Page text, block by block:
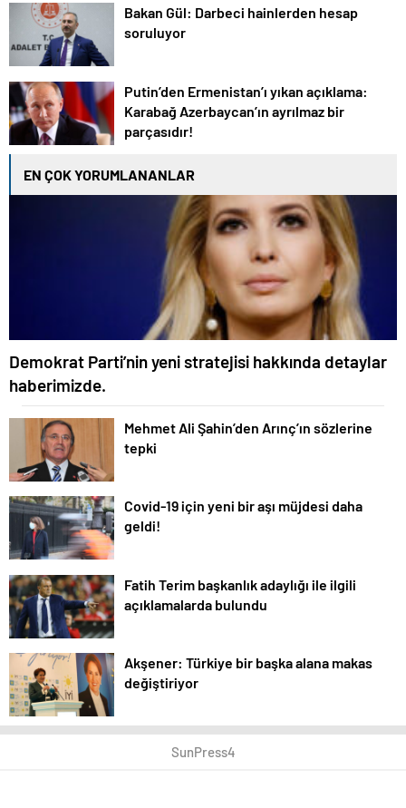
Bakan Gül: Darbeci hainlerden hesap
soruluyor
Putin’den Ermenistan’ı yıkan açıklama:
Karabağ Azerbaycan’ın ayrılmaz bir
parçasıdır!
EN ÇOK YORUMLANANLAR
Demokrat Parti’nin yeni stratejisi hakkında detaylar
haberimizde.
Mehmet Ali Şahin’den Arınç’ın sözlerine
tepki
Covid-19 için yeni bir aşı müjdesi daha
geldi!
Fatih Terim başkanlık adaylığı ile ilgili
açıklamalarda bulundu
Akşener: Türkiye bir başka alana makas
değiştiriyor
SunPress4